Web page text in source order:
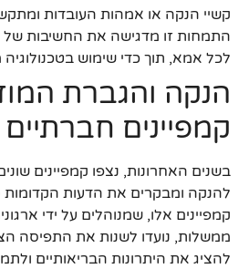
קשיי הנקה או אמהות העובדות
התמחות זו מדגישה את החשיבות
לכל אמא, תוך כדי שימוש
הנקה והגברת
קמפיינים חברתיים
בשנים האחרונות, נצפו קמפיינים
להנקה ומבקרים את הדעות הקדומות
קמפיינים אלו, שמנוהלים על ידי
ממשלות, נועדו לשנות את התפיסה
להציג את היתרונות הבריאותיים